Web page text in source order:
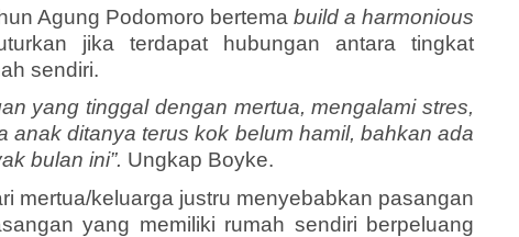
Agung Podomoro bertema build a harmonious
jika terdapat hubungan antara tingkat
sendiri.
yang tinggal dengan mertua, mengalami stres,
ditanya terus kok belum hamil, bahkan ada
bulan ini”. Ungkap Boyke.
mertua/keluarga justru menyebabkan pasangan
yang memiliki rumah sendiri berpeluang